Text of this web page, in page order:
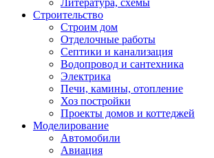
Литература, схемы
Строительство
Строим дом
Отделочные работы
Септики и канализация
Водопровод и сантехника
Электрика
Печи, камины, отопление
Хоз постройки
Проекты домов и коттеджей
Моделирование
Автомобили
Авиация